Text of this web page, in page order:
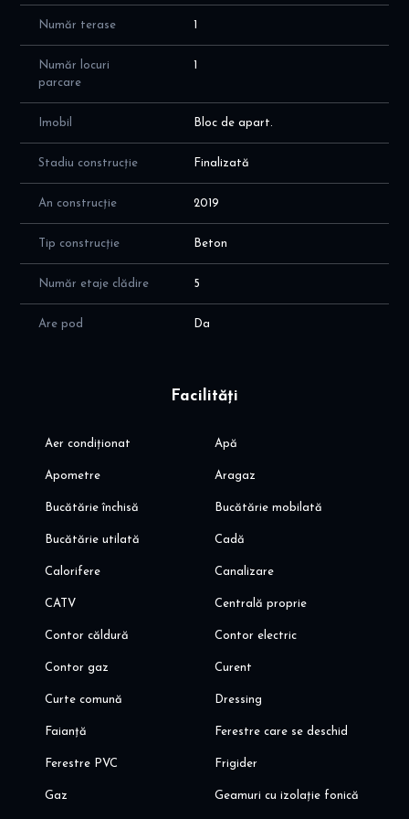
- acces controlat
- 2 parcuri pentru copii
FACILITATI SI AVANTAJE locatie: 5 min pana la metrou, langa
Număr terase 1
Număr locuri
parcare
1
Imobil Bloc de apart.
Stadiu construcție Finalizată
An construcție 2019
Tip construcție Beton
Număr etaje clădire 5
Are pod Da
Facilități
Aer condiționat Apă
Apometre Aragaz
Bucătărie închisă Bucătărie mobilată
Bucătărie utilată Cadă
Calorifere Canalizare
CATV Centrală proprie
Contor căldură Contor electric
Contor gaz Curent
Curte comună Dressing
Faianță Ferestre care se deschid
Ferestre PVC Frigider
Gaz Geamuri cu izolație fonică